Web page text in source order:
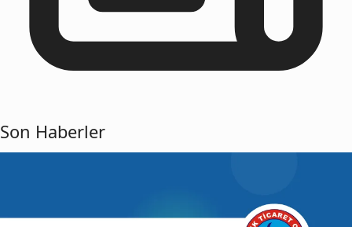
Son Haberler